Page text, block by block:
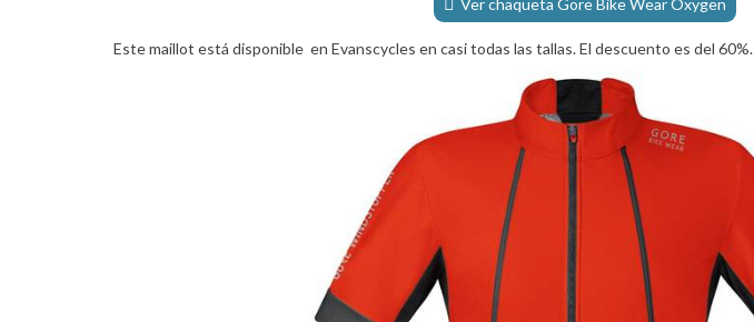
Ver chaqueta Gore Bike Wear Oxygen
Este maillot está disponible en Evanscycles en casi todas las tallas. El descuento es del 60%.